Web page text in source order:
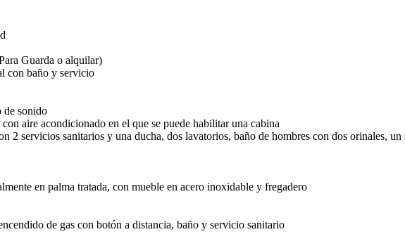
Guarda o alquilar)
con baño y servicio
de sonido
aire acondicionado en el que se puede habilitar una cabina
2 servicios sanitarios y una ducha, dos lavatorios, baño de hombres con dos orinales,
en palma tratada, con mueble en acero inoxidable y fregadero
de gas con botón a distancia, baño y servicio sanitario